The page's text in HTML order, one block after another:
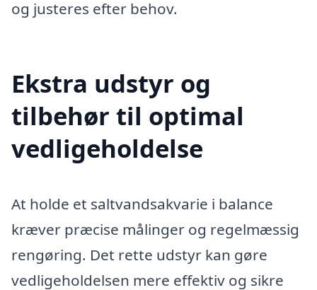
og justeres efter behov.
Ekstra udstyr og
tilbehør til optimal
vedligeholdelse
At holde et saltvandsakvarie i balance
kræver præcise målinger og regelmæssig
rengøring. Det rette udstyr kan gøre
vedligeholdelsen mere effektiv og sikre